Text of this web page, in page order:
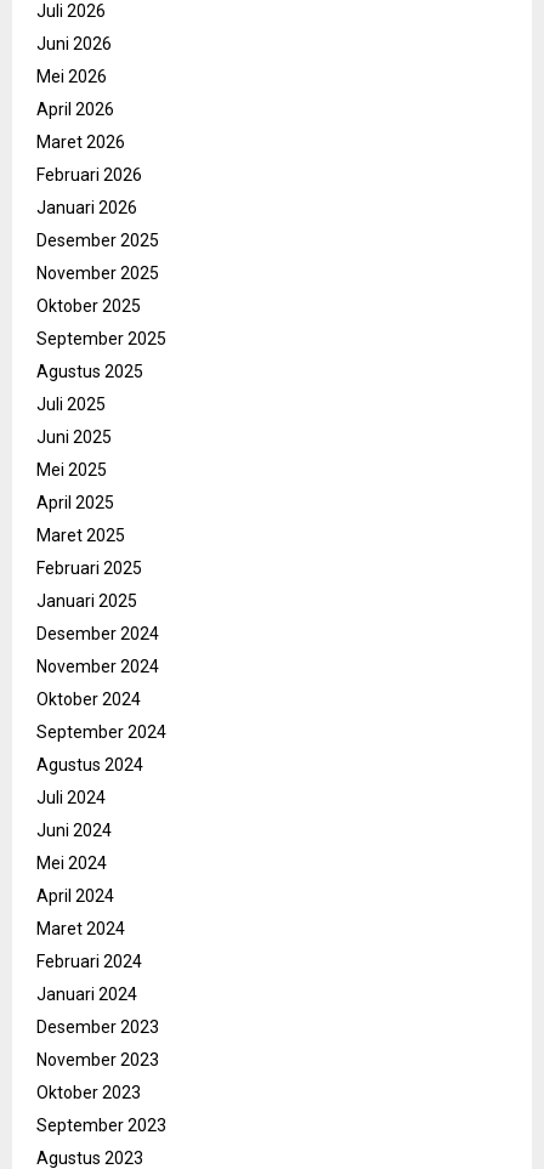
Juli 2026
Juni 2026
Mei 2026
April 2026
Maret 2026
Februari 2026
Januari 2026
Desember 2025
November 2025
Oktober 2025
September 2025
Agustus 2025
Juli 2025
Juni 2025
Mei 2025
April 2025
Maret 2025
Februari 2025
Januari 2025
Desember 2024
November 2024
Oktober 2024
September 2024
Agustus 2024
Juli 2024
Juni 2024
Mei 2024
April 2024
Maret 2024
Februari 2024
Januari 2024
Desember 2023
November 2023
Oktober 2023
September 2023
Agustus 2023